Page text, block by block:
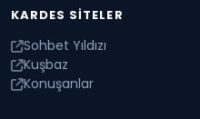
KARDES SITELER
Sohbet Yıldızı
Kuşbaz
Konuşanlar